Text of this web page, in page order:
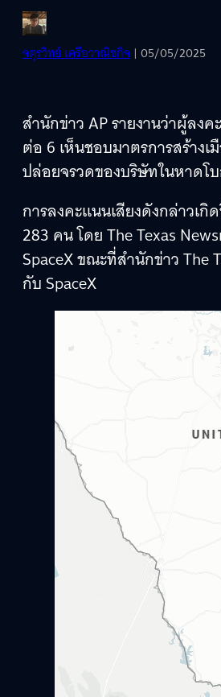
จตุรวิทย์ เครือวาณิชกิจ | 05/05/2025
สำนักข่าว AP รายงานว่าผู้ลง
ต่อ 6 เห็นชอบมาตรการสร้าง
ปล่อยจรวดของบริษัทในหาดโ
การลงคะแนนเสียงดังกล่าวเ
283 คน โดย The Texas
SpaceX ขณะที่สำนักข่าว The
กับ SpaceX